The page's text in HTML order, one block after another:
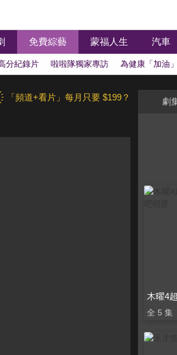
免費綜藝 蒙福人生 汽車
分紀錄片 啦啦隊獨家專訪 為健康「加油」
「頻道+看片」每月只要 $199？ 劇
全 5 集